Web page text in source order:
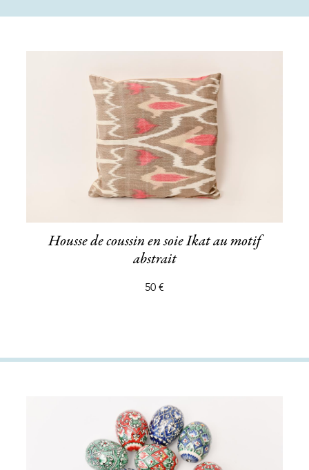
Housse de coussin en soie Ikat au motif
abstrait
50 €